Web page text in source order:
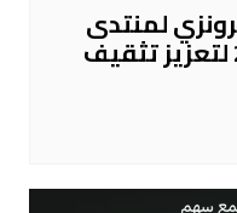
لمنتدى
الأكاديمية المالية 2025 لتعزيز تثقيف